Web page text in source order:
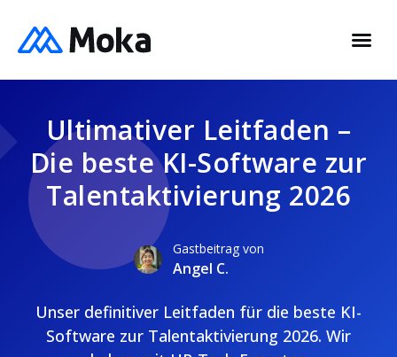
Ultimativer Leitfaden –
Die beste KI-Software zur
Talentaktivierung 2026
Gastbeitrag von
Angel C.
Unser definitiver Leitfaden für die beste KI-
Software zur Talentaktivierung 2026. Wir